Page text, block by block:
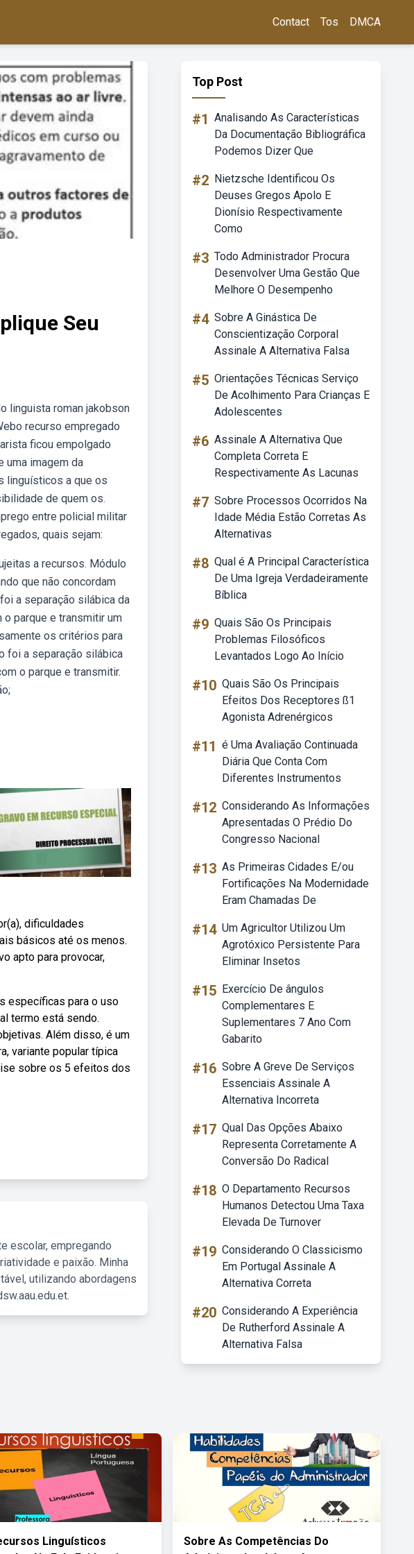
Contact Tos DMCA
Seu
linguista roman jakobson
recurso empregado
ficou empolgado
uma imagem da
linguísticos a que os
de quem os.
entre policial militar
quais sejam:
a recursos. Módulo
que não concordam
a separação silábica da
parque e transmitir um
os critérios para
foi a separação silábica
o parque e transmitir.
dificuldades
básicos até os menos.
apto para provocar,
específicas para o uso
termo está sendo.
Além disso, é um
variante popular típica
sobre os 5 efeitos dos
escolar, empregando
e paixão. Minha
utilizando abordagens
Top Post
#1 Analisando As Características
Da Documentação Bibliográfica
Podemos Dizer Que
#2 Nietzsche Identificou Os
Deuses Gregos Apolo E
Dionísio Respectivamente
Como
#3 Todo Administrador Procura
Desenvolver Uma Gestão Que
Melhore O Desempenho
#4 Sobre A Ginástica De
Conscientização Corporal
Assinale A Alternativa Falsa
#5 Orientações Técnicas Serviço
De Acolhimento Para Crianças E
Adolescentes
#6 Assinale A Alternativa Que
Completa Correta E
Respectivamente As Lacunas
#7 Sobre Processos Ocorridos Na
Idade Média Estão Corretas As
Alternativas
#8 Qual é A Principal Característica
De Uma Igreja Verdadeiramente
Bíblica
#9 Quais São Os Principais
Problemas Filosóficos
Levantados Logo Ao Início
#10 Quais São Os Principais
Efeitos Dos Receptores ß1
Agonista Adrenérgicos
#11 é Uma Avaliação Continuada
Diária Que Conta Com
Diferentes Instrumentos
#12 Considerando As Informações
Apresentadas O Prédio Do
Congresso Nacional
#13 As Primeiras Cidades E/ou
Fortificações Na Modernidade
Eram Chamadas De
#14 Um Agricultor Utilizou Um
Agrotóxico Persistente Para
Eliminar Insetos
#15 Exercício De ângulos
Complementares E
Suplementares 7 Ano Com
Gabarito
#16 Sobre A Greve De Serviços
Essenciais Assinale A
Alternativa Incorreta
#17 Qual Das Opções Abaixo
Representa Corretamente A
Conversão Do Radical
#18 O Departamento Recursos
Humanos Detectou Uma Taxa
Elevada De Turnover
#19 Considerando O Classicismo
Em Portugal Assinale A
Alternativa Correta
#20 Considerando A Experiência
De Rutherford Assinale A
Alternativa Falsa
Linguísticos
Sobre As Competências Do